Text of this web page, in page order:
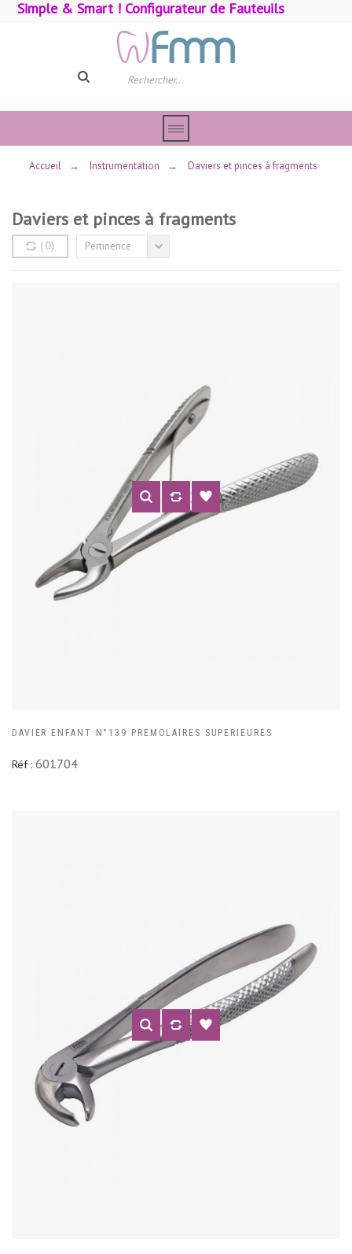
Simple & Smart ! Configurateur de Fauteuils
Accueil → Instrumentation → Daviers et pinces à fragments
Daviers et pinces à fragments
(0) Pertinence
DAVIER ENFANT N°139 PREMOLAIRES SUPERIEURES
Réf : 601704